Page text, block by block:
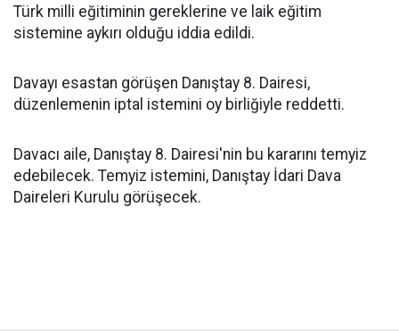
Türk milli eğitiminin gereklerine ve laik eğitim
sistemine aykırı olduğu iddia edildi.
Davayı esastan görüşen Danıştay 8. Dairesi,
düzenlemenin iptal istemini oy birliğiyle reddetti.
Davacı aile, Danıştay 8. Dairesi'nin bu kararını temyiz
edebilecek. Temyiz istemini, Danıştay İdari Dava
Daireleri Kurulu görüşecek.